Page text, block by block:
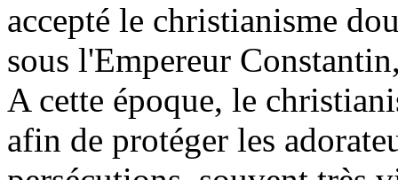
accepté le christianisme
sous l'Empereur
A cette époque, le
afin de protéger les